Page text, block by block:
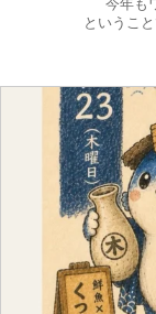
今年も
というこ